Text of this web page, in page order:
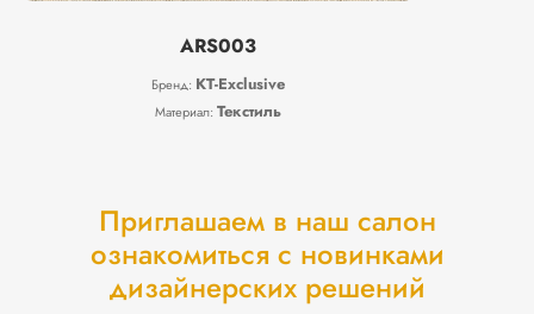
ARS003
Бренд: KT-Exclusive
Материал: Текстиль
Приглашаем в наш салон
ознакомиться с новинками
дизайнерских решений